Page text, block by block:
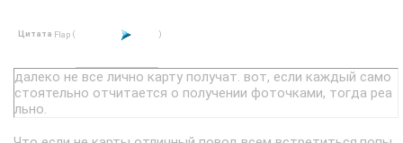
Цитата Flap ( )
далеко не все лично карту получат. вот, если каждый само
стоятельно отчитается о получении фоточками, тогда реа
льно.